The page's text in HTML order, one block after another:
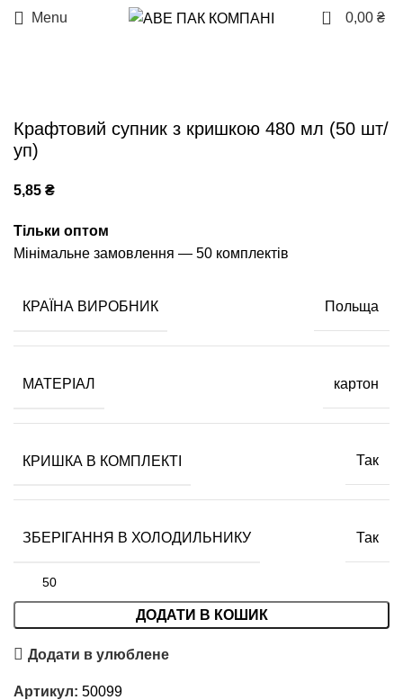
Menu 0 0,00 ₴
Крафтовий супник з кришкою 480 мл (50 шт/
уп)
5,85 ₴
Тільки оптом
Мінімальне замовлення — 50 комплектів
КРАЇНА ВИРОБНИК Польща
МАТЕРІАЛ картон
КРИШКА В КОМПЛЕКТІ Так
ЗБЕРІГАННЯ В ХОЛОДИЛЬНИКУ Так
ДОДАТИ В КОШИК
Додати в улюблене
Артикул: 50099